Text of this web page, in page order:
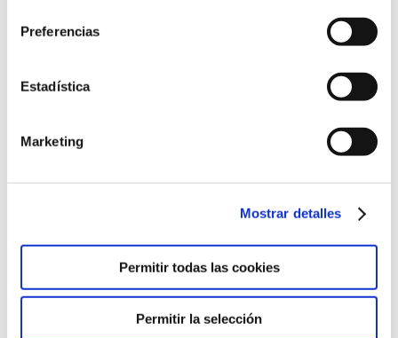
Preferencias
Estadística
Marketing
Mostrar detalles
Permitir todas las cookies
Permitir la selección
Agradecidas por las lecciones del día, dejaron de
por lo planificado, sino por las experiencias
habitantes. Al fin y al cabo, un viaje verdaderamente
puedes ver lo positivo, sin importar los
contratiempos.